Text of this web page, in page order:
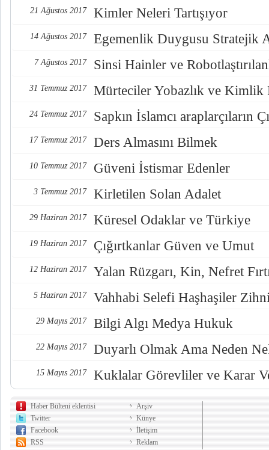
21 Ağustos 2017 Kimler Neleri Tartışıyor
14 Ağustos 2017 Egemenlik Duygusu Stratejik
7 Ağustos 2017 Sinsi Hainler ve
31 Temmuz 2017 Mürteciler Yobazlık ve Kimlik
24 Temmuz 2017 Sapkın İslamcı araplarçıların
17 Temmuz 2017 Ders Almasını Bilmek
10 Temmuz 2017 Güveni İstismar Edenler
3 Temmuz 2017 Kirletilen Solan Adalet
29 Haziran 2017 Küresel Odaklar ve Türkiye
19 Haziran 2017 Çığırtkanlar Güven ve Umut
12 Haziran 2017 Yalan Rüzgarı, Kin, Nefret
5 Haziran 2017 Vahhabi Selefi Haşhaşiler
29 Mayıs 2017 Bilgi Algı Medya Hukuk
22 Mayıs 2017 Duyarlı Olmak Ama Neden
15 Mayıs 2017 Kuklalar Görevliler ve Karar
Haber Bülteni eklentisi
Twitter
Facebook
RSS
Arşiv
Künye
İletişim
Reklam